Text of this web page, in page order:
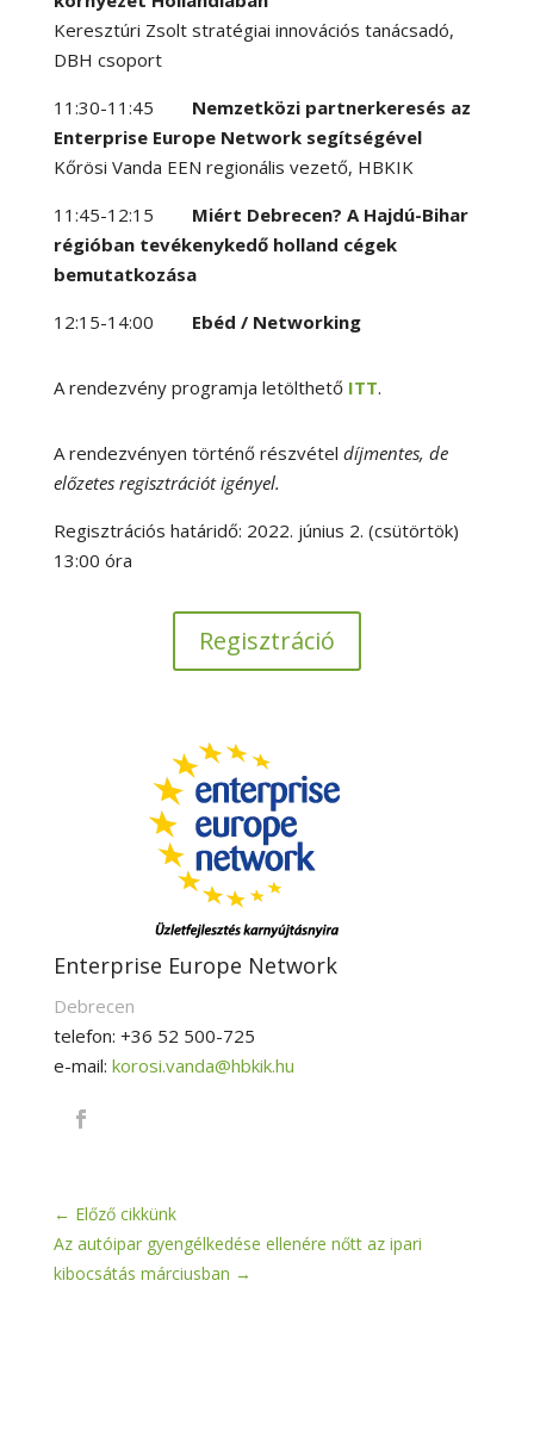
Keresztúri Zsolt stratégiai innovációs tanácsadó,
DBH csoport
11:30-11:45 Nemzetközi partnerkeresés az
Enterprise Europe Network segítségével
Kőrösi Vanda EEN regionális vezető, HBKIK
11:45-12:15 Miért Debrecen? A Hajdú-Bihar
régióban tevékenykedő holland cégek
bemutatkozása
12:15-14:00 Ebéd / Networking
A rendezvény programja letölthető ITT.
A rendezvényen történő részvétel díjmentes, de
előzetes regisztrációt igényel.
Regisztrációs határidő: 2022. június 2. (csütörtök)
13:00 óra
Regisztráció
Enterprise Europe Network
Debrecen
telefon: +36 52 500-725
e-mail: korosi.vanda@hbkik.hu
← Előző cikkünk
Az autóipar gyengélkedése ellenére nőtt az ipari
kibocsátás márciusban →